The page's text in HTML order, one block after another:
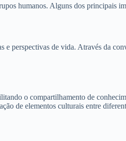
humanos. Alguns dos principais
perspectivas de vida. Através da
o compartilhamento de
de elementos culturais entre